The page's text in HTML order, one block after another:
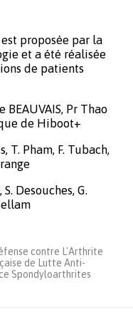
proposée par la
et a été réalisée
de patients
BEAUVAIS, Pr Thao
de Hiboot+
T. Pham, F. Tubach,
Desouches, G.
contre L'Arthrite
de Lutte Anti-
Spondyloarthrites